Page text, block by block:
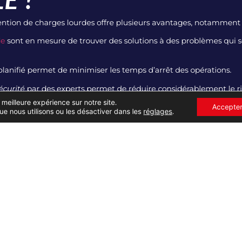
+33232654536 CONTACT
de charges lourdes offre plusieurs avantages, notamment
sont en mesure de trouver des solutions à des problèmes qui
permet de minimiser les temps d’arrêt des opérations.
par des experts permet de réduire considérablement le
ou coûteuses est effectué par des experts pour éviter les
expérience sur notre site.
nous utilisons ou les désactiver dans les réglages.
Accepter